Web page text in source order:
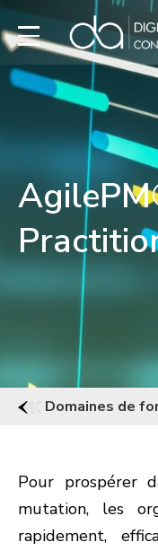
Domaines de
Pour prospérer
mutation, les
rapidement,